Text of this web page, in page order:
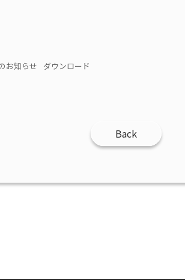
お知らせ ダウンロード
Back